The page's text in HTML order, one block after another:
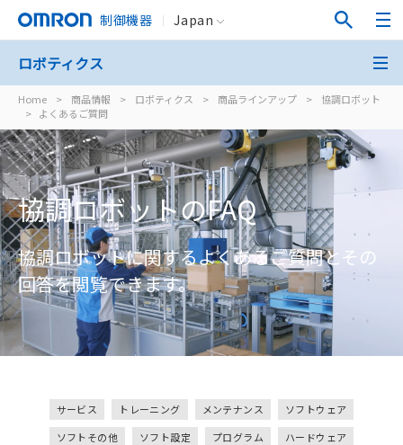
制御機器 Japan
Home > 商品情報 > ロボティクス > 商品ラインアップ >
協調ロボット
> よくあるご質問
ロボティクス
協調ロボットのFAQ
協調ロボットに関するよくあるご質問とその
回答を閲覧できます。
サービス トレーニング メンテナンス
ソフトウェア
ソフトその他
ソフト設定 プログラム
ハードウェア